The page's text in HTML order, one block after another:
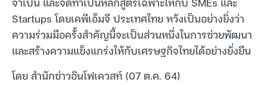
Startups โดยเคพีเอ็มจี ประเทศไทย หวังเป็นอย่างยิ่งว่า
ความร่วมมือครั้งสำคัญนี้จะเป็นส่วนหนึ่งในการช่วยพัฒนา
และสร้างความแข็งแกร่งให้กับเศรษฐกิจไทยได้อย่างยั่งยืน
โดย สำนักข่าวอินโฟเควสท์ (07 ต.ค. 64)